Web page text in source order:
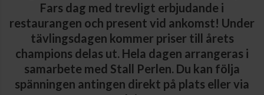
Fars dag med trevligt erbjudande i
restaurangen och present vid ankomst! Under
tävlingsdagen kommer priser till årets
champions delas ut. Hela dagen arrangeras i
samarbete med Stall Perlen. Du kan följa
spänningen antingen direkt på plats eller via